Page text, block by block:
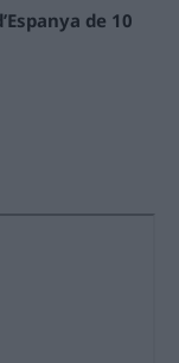
de 10